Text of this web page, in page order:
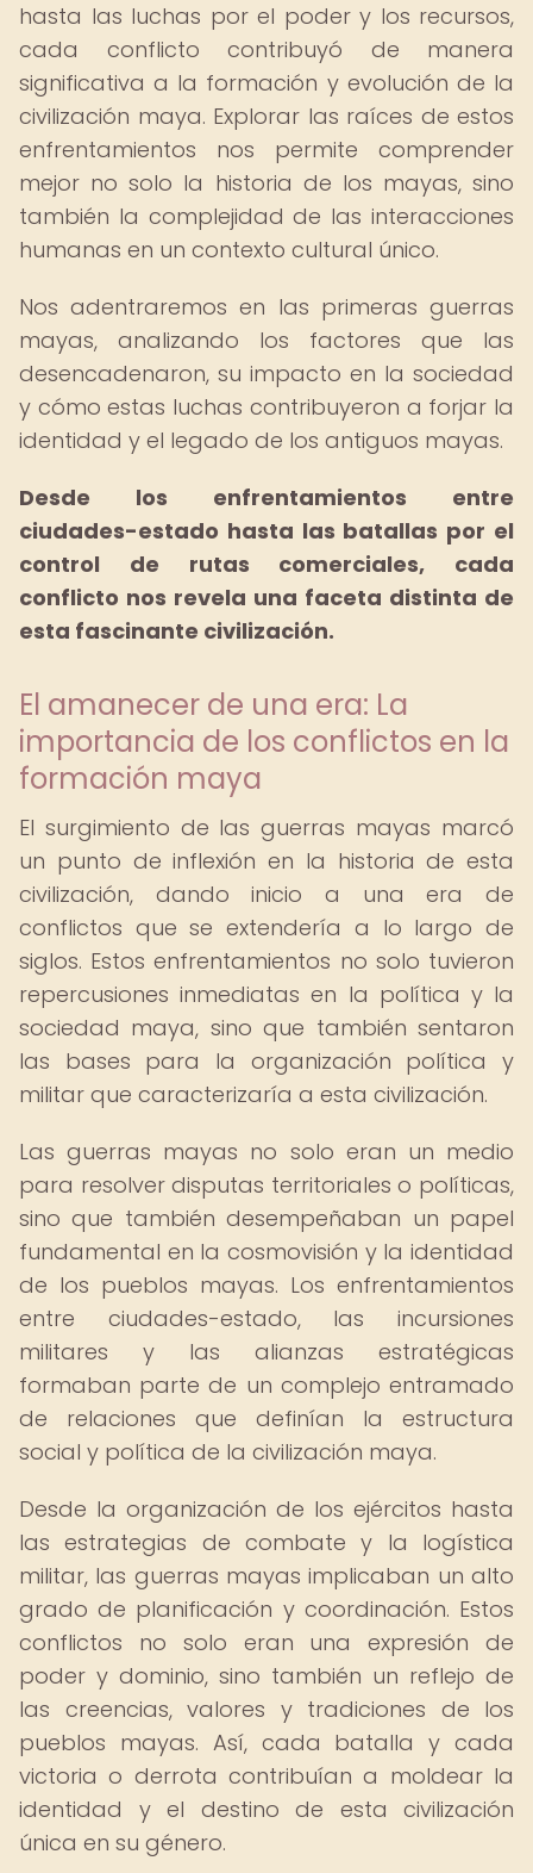
hasta las luchas por el poder y los recursos,
cada conflicto contribuyó de manera
significativa a la formación y evolución de la
civilización maya. Explorar las raíces de estos
enfrentamientos nos permite comprender
mejor no solo la historia de los mayas, sino
también la complejidad de las interacciones
humanas en un contexto cultural único.
Nos adentraremos en las primeras guerras
mayas, analizando los factores que las
desencadenaron, su impacto en la sociedad
y cómo estas luchas contribuyeron a forjar la
identidad y el legado de los antiguos mayas.
Desde los enfrentamientos entre
ciudades-estado hasta las batallas por el
control de rutas comerciales, cada
conflicto nos revela una faceta distinta de
esta fascinante civilización.
El amanecer de una era: La
importancia de los conflictos en la
formación maya
El surgimiento de las guerras mayas marcó
un punto de inflexión en la historia de esta
civilización, dando inicio a una era de
conflictos que se extendería a lo largo de
siglos. Estos enfrentamientos no solo tuvieron
repercusiones inmediatas en la política y la
sociedad maya, sino que también sentaron
las bases para la organización política y
militar que caracterizaría a esta civilización.
Las guerras mayas no solo eran un medio
para resolver disputas territoriales o políticas,
sino que también desempeñaban un papel
fundamental en la cosmovisión y la identidad
de los pueblos mayas. Los enfrentamientos
entre ciudades-estado, las incursiones
militares y las alianzas estratégicas
formaban parte de un complejo entramado
de relaciones que definían la estructura
social y política de la civilización maya.
Desde la organización de los ejércitos hasta
las estrategias de combate y la logística
militar, las guerras mayas implicaban un alto
grado de planificación y coordinación. Estos
conflictos no solo eran una expresión de
poder y dominio, sino también un reflejo de
las creencias, valores y tradiciones de los
pueblos mayas. Así, cada batalla y cada
victoria o derrota contribuían a moldear la
identidad y el destino de esta civilización
única en su género.